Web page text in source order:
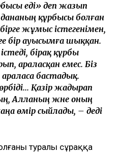
еді» деп жазып
құрбысы болған
жұмыс істегенімен,
бір ауысымға шыққан.
бірақ құрбы
араласқан емес. Біз
араласа бастадық.
Қазір жадырап
Алланың және оның
өмір сыйлады, – деді
туралы сұраққа